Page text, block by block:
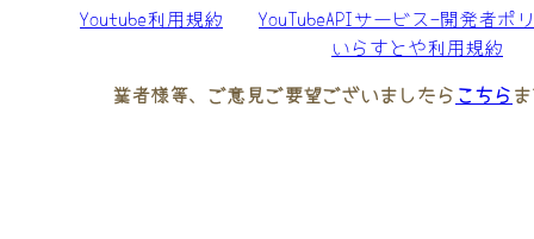
Youtube利用規約
YouTubeAPIサービス-開発者ポ
いらすとや利用規約
業者様等、ご意見ご要望ございましたら こちら